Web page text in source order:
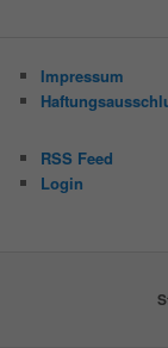
Impressum
RSS Feed
Login